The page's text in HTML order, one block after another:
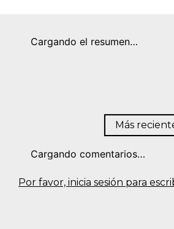
Cargando el resumen…
Por favor, inicia sesión para
Más
Cargando comentarios…